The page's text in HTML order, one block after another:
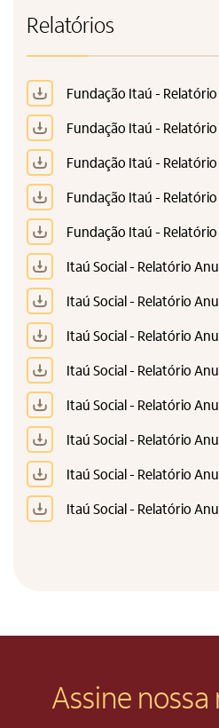
Relatórios
Fundação Itaú -
Fundação Itaú -
Fundação Itaú -
Fundação Itaú -
Fundação Itaú - Relatório
Itaú Social - Relatório
Itaú Social - Relatório
Itaú Social - Relatório
Itaú Social - Relatório
Itaú Social - Relatório
Itaú Social - Relatório
Itaú Social - Relatório
Itaú Social - Relatório
Assine